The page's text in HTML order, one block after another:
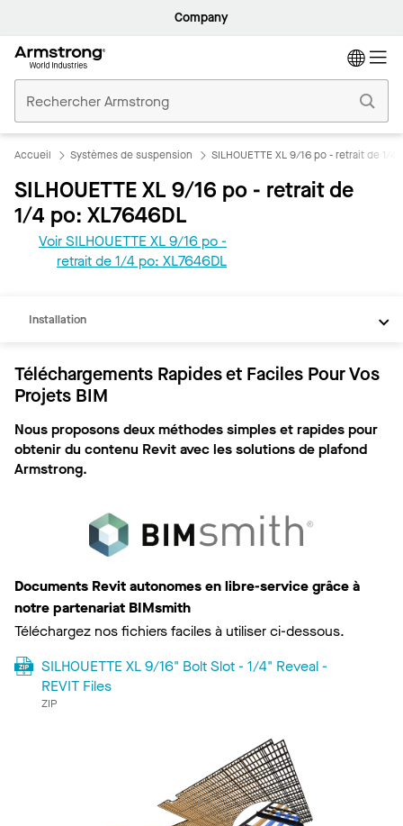
Company
Plafonds
Commerciaux
Accueil Systèmes de suspension SILHOUETTE XL 9/16 po - retrait de 1/4
SILHOUETTE XL 9/16 po - retrait de
1/4 po: XL7646DL
Voir SILHOUETTE XL 9/16 po -
retrait de 1/4 po: XL7646DL
REVIT
Installation
Téléchargements Rapides et Faciles Pour Vos
Projets BIM
Nous proposons deux méthodes simples et rapides pour
obtenir du contenu Revit avec les solutions de plafond
Armstrong.
Documents Revit autonomes en libre-service grâce à
notre partenariat BIMsmith
Téléchargez nos fichiers faciles à utiliser ci-dessous.
SILHOUETTE XL 9/16" Bolt Slot - 1/4" Reveal -
REVIT Files
ZIP